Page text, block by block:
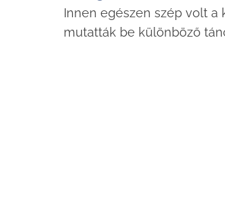
Innen egészen szép volt a
mutatták be különböző